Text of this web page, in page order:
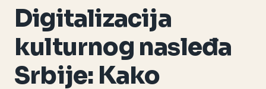
Digitalizacija
kulturnog nasleđa
Srbije: Kako